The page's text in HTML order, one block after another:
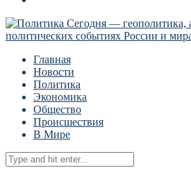
Главная
Новости
Политика
Экономика
Общество
Происшествия
В Мире